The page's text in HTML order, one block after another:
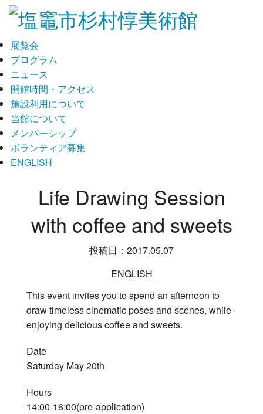
展覧会
プログラム
ニュース
開館時間・アクセス
施設利用について
当館について
メンバーシップ
ボランティア募集
ENGLISH
Life Drawing Session
with coffee and sweets
投稿日：2017.05.07
ENGLISH
This event invites you to spend an afternoon to
draw timeless cinematic poses and scenes, while
enjoying delicious coffee and sweets.
Date
Saturday May 20th
Hours
14:00-16:00(pre-application)